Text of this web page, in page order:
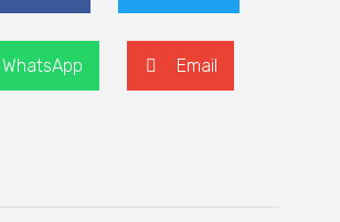
WhatsApp Email